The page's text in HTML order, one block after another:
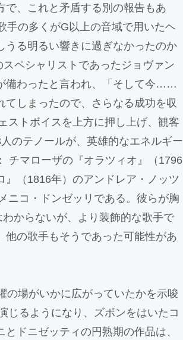
で、これと矛盾する別の報告もあ
手の多くがG以上の音域で用いたヘ
うる明るい響きに過ぎなかったのか
ペシャリストであったジョヴァン
備わったと言われ、「そして今……
しまったので、さらなる成功を収
ストボイスを上方に押し上げ、観客
のテノールが、英雄的なエネルギー
チマローザの『オラツィオ』（1796
（1816年）のアンドレア・ノッツ
ニコ・ドンゼッリである。彼らが胸
からないが、より装飾的な歌手で
の歌手もそうであった可能性があ
の場がいかに広がっていたかを示唆
じるようになり、ズボンをはいたコ
ドニゼッティの円熟期の作品は、